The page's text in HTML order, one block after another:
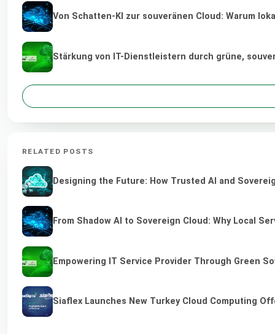
Von Schatten-KI zur souveränen Cloud: Warum
Stärkung von IT-Dienstleistern durch grüne,
RELATED POSTS
Designing the Future: How Trusted AI and
From Shadow AI to Sovereign Cloud: Why Local
Empowering IT Service Provider Through Green
Siaflex Launches New Turkey Cloud Computing